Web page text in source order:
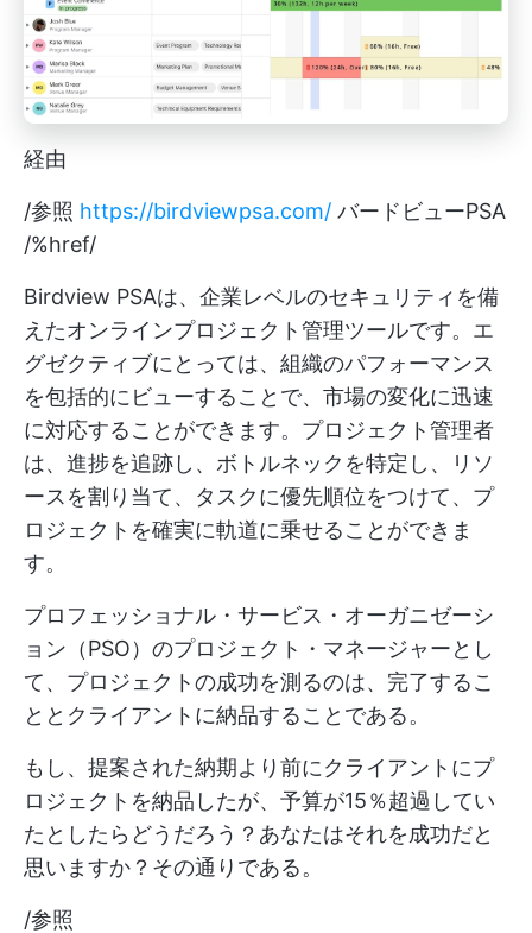
経由
/参照 https://birdviewpsa.com/ バードビューPSA
/%href/
Birdview PSAは、企業レベルのセキュリティを備
えたオンラインプロジェクト管理ツールです。エ
グゼクティブにとっては、組織のパフォーマンス
を包括的にビューすることで、市場の変化に迅速
に対応することができます。プロジェクト管理者
は、進捗を追跡し、ボトルネックを特定し、リソ
ースを割り当て、タスクに優先順位をつけて、プ
ロジェクトを確実に軌道に乗せることができま
す。
プロフェッショナル・サービス・オーガニゼーシ
ョン（PSO）のプロジェクト・マネージャーとし
て、プロジェクトの成功を測るのは、完了するこ
ととクライアントに納品することである。
もし、提案された納期より前にクライアントにプ
ロジェクトを納品したが、予算が15％超過してい
たとしたらどうだろう？あなたはそれを成功だと
思いますか？その通りである。
/参照